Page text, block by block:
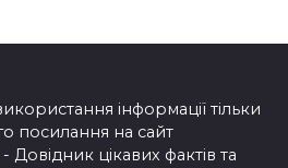
інформації тільки
посилання на сайт
цікавих фактів та